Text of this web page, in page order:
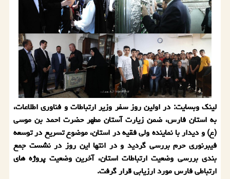
لینک وبسایت: در اولین روز سفر وزیر ارتباطات و فناوری اطلاعات،
به استان فارس، ضمن زیارت آستان مطهر حضرت احمد بن موسی
(ع) و دیدار با نماینده ولی فقیه در استان، موضوع تسریع در توسعه
فیبرنوری حرم بررسی گردید و در انتها این روز در نشست جمع
بندی بررسی وضعیت ارتباطات استان، آخرین وضعیت پروژه های
ارتباطی فارس مورد ارزیابی قرار گرفت.